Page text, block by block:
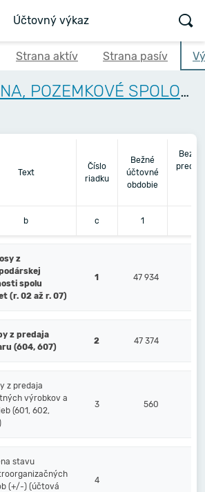
Účtovný výkaz
Strana aktív Strana pasív
URBÁR RUDINA, POZEMKOVÉ SPOLOČENSTVO
Text
Číslo
riadku
Bežné
účtovné
obdobie
b c 1
z
spolu
(r. 02 až r. 07)
1 47 934
z predaja
(604, 607)
2 47 374
z predaja
výrobkov a
(601, 602,
3 560
stavu
(+/-) (účtová
4